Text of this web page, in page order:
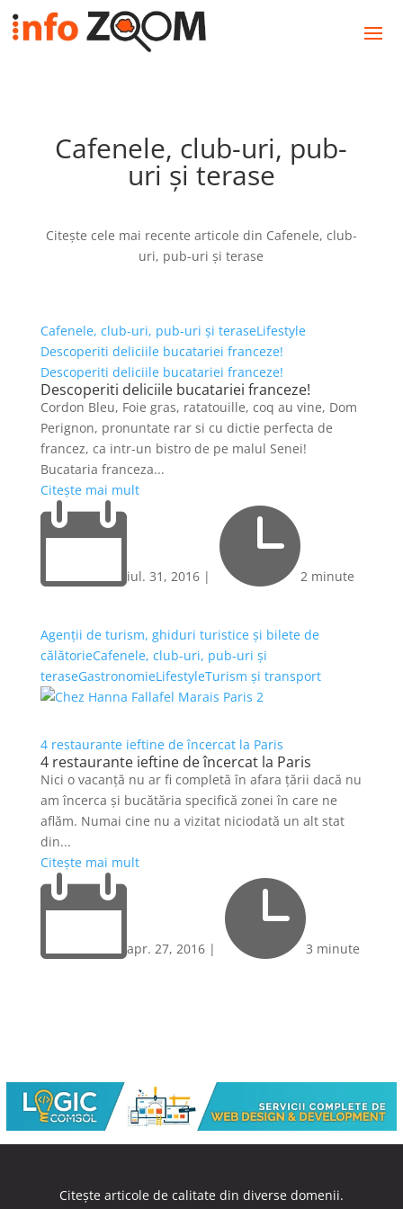
Cafenele, club-uri, pub-
uri și terase
Citește cele mai recente articole din Cafenele, club-
uri, pub-uri și terase
Cafenele, club-uri, pub-uri și teraseLifestyle
Descoperiti deliciile bucatariei franceze!
Descoperiti deliciile bucatariei franceze!
Descoperiti deliciile bucatariei franceze!
Cordon Bleu, Foie gras, ratatouille, coq au vine, Dom
Perignon, pronuntate rar si cu dictie perfecta de
francez, ca intr-un bistro de pe malul Senei!
Bucataria franceza...
Citește mai mult
iul. 31, 2016 | 2 minute
Agenții de turism, ghiduri turistice și bilete de
călătorieCafenele, club-uri, pub-uri și
teraseGastronomieLifestyleTurism și transport
4 restaurante ieftine de încercat la Paris
4 restaurante ieftine de încercat la Paris
Nici o vacanță nu ar fi completă în afara țării dacă nu
am încerca și bucătăria specifică zonei în care ne
aflăm. Numai cine nu a vizitat niciodată un alt stat
din...
Citește mai mult
apr. 27, 2016 | 3 minute
Citește articole de calitate din diverse domenii.